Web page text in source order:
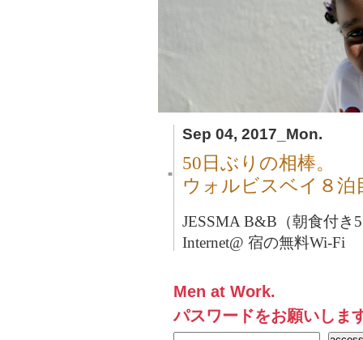
Sep 04, 2017_Mon.
■
50日ぶりの相棒。
ウォルビスベイ８泊
JESSMA B&B（朝食付き
Internet@ 宿の無料Wi-Fi
Men at Work.
パスワードをお願いしま